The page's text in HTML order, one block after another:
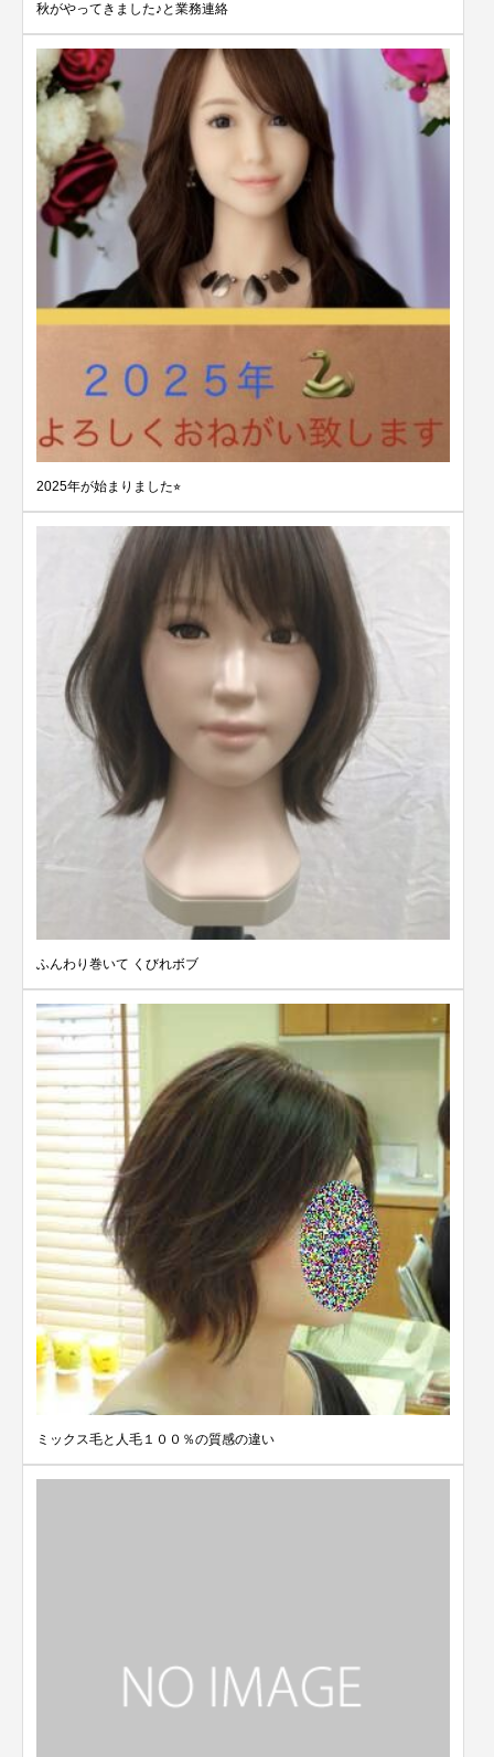
秋がやってきました♪と業務連絡
2025年が始まりました⭐︎
ふんわり巻いて くびれボブ
ミックス毛と人毛１００％の質感の違い